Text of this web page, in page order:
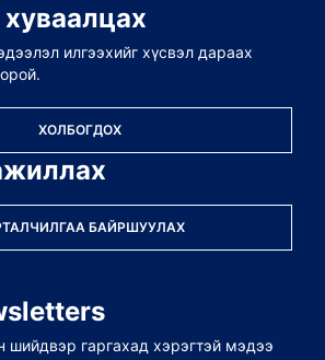
илгээхийг хүсвэл дараах
ХОЛБОГДОХ
БАЙРШУУЛАХ
шийдвэр гаргахад хэрэгтэй мэдээ